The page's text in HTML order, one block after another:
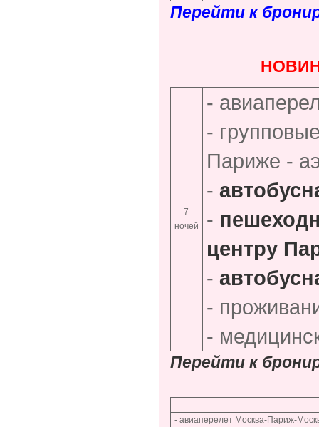
Перейти к
7
ночей
-
-
Париже -
-
-
центру
-
-
-
Перейти к
- авиаперелет Москва-Париж-